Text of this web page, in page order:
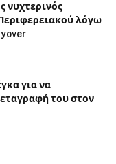
νυχτερινός
λόγω
για να
του στον